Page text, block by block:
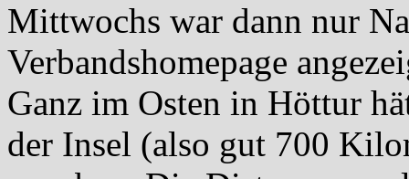
Mittwochs war dann nur
Verbandshomepage
Ganz im Osten in Höttur
der Insel (also gut 700